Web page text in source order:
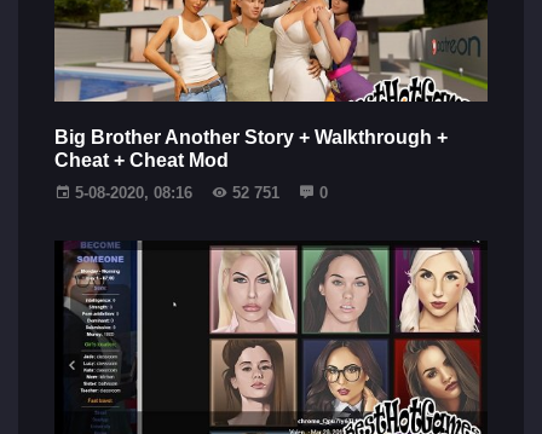
Big Brother Another Story + Walkthrough +
Cheat + Cheat Mod
5-08-2020, 08:16 52 751 0